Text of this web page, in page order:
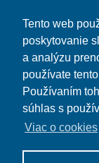
Tento web
poskytovanie
a analýzu
používate
Používaním
súhlas s
Viac o cookies
O Slovíčku
Obchodné
Môj účet
Môj účet
História objednávok
Slovíčko E-shop ©